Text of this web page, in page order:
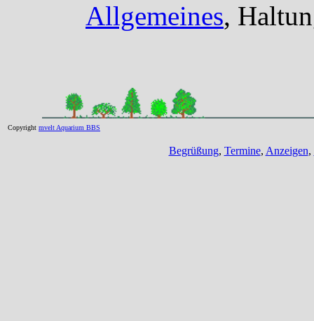
Allgemeines,
Copyright mvelt Aquarium BBS
Begrüßung, Termine, Anzeigen,